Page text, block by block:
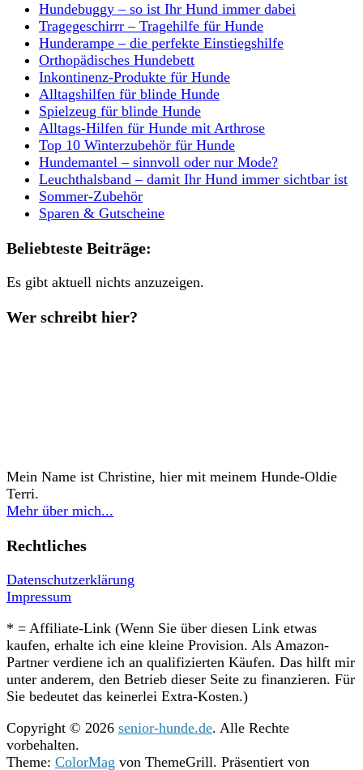
Hundebuggy – so ist Ihr Hund immer dabei
Tragegeschirrr – Tragehilfe für Hunde
Hunderampe – die perfekte Einstiegshilfe
Orthopädisches Hundebett
Inkontinenz-Produkte für Hunde
Alltagshilfen für blinde Hunde
Spielzeug für blinde Hunde
Alltags-Hilfen für Hunde mit Arthrose
Top 10 Winterzubehör für Hunde
Hundemantel – sinnvoll oder nur Mode?
Leuchthalsband – damit Ihr Hund immer sichtbar ist
Sommer-Zubehör
Sparen & Gutscheine
Beliebteste Beiträge:
Es gibt aktuell nichts anzuzeigen.
Wer schreibt hier?
Mein Name ist Christine, hier mit meinem Hunde-Oldie
Terri.
Mehr über mich...
Rechtliches
Datenschutzerklärung
Impressum
* = Affiliate-Link (Wenn Sie über diesen Link etwas
kaufen, erhalte ich eine kleine Provision. Als Amazon-
Partner verdiene ich an qualifizierten Käufen. Das hilft mir
unter anderem, den Betrieb dieser Seite zu finanzieren. Für
Sie bedeutet das keinerlei Extra-Kosten.)
Copyright © 2026 senior-hunde.de. Alle Rechte
vorbehalten.
Theme: ColorMag von ThemeGrill. Präsentiert von